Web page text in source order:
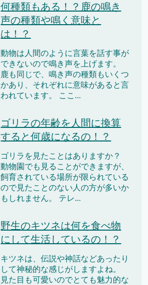
何種類もある！？鹿の鳴き
声の種類や鳴く意味と
は！？
動物は人間のように言葉を話す事が
できないので鳴き声を上げます。
鹿も同じで、鳴き声の種類もいくつ
かあり、それぞれに意味があると言
われています。 ここ...
ゴリラの年齢を人間に換算
すると何歳になるの！？
ゴリラを見たことはありますか？
動物園でも見ることができますが、
飼育されている場所が限られている
ので見たことのない人の方が多いか
もしれません。 テレ...
野生のキツネは何を食べ物
にして生活しているの！？
キツネは、伝説や神話などあったり
して神秘的な感じがしますよね。
見た目も可愛いのでとても魅力的な